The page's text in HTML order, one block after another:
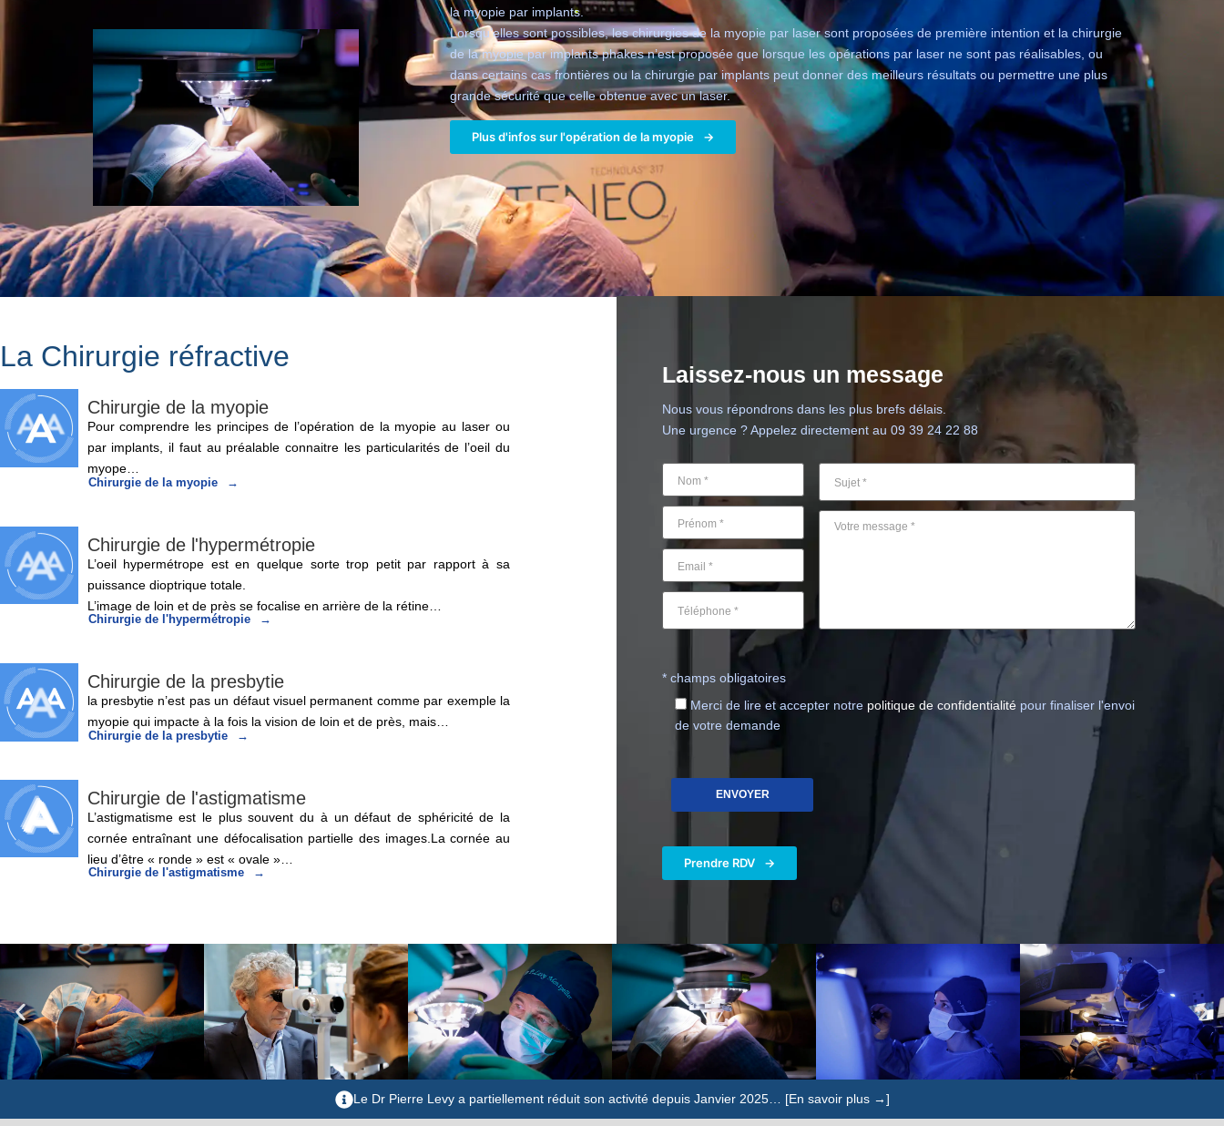
la myopie par implants.
Lorsqu’elles sont possibles, les chirurgies de la myopie par laser sont proposées de première intention et la chirurgie
de la myopie par implants phakes n’est proposée que lorsque les opérations par laser ne sont pas réalisables, ou
dans certains cas frontières ou la chirurgie par implants peut donner des meilleurs résultats ou permettre une plus
grande sécurité que celle obtenue avec un laser.
Plus d'infos sur l'opération de la myopie
La Chirurgie réfractive
Chirurgie de la myopie
Pour comprendre les principes de l’opération de la myopie au laser ou
par implants, il faut au préalable connaitre les particularités de l’oeil du
myope…
Chirurgie de la myopie
Chirurgie de l'hypermétropie
L’oeil hypermétrope est en quelque sorte trop petit par rapport à sa
puissance dioptrique totale.
L’image de loin et de près se focalise en arrière de la rétine…
Chirurgie de l'hypermétropie
Chirurgie de la presbytie
la presbytie n’est pas un défaut visuel permanent comme par exemple la
myopie qui impacte à la fois la vision de loin et de près, mais…
Chirurgie de la presbytie
Chirurgie de l'astigmatisme
L’astigmatisme est le plus souvent du à un défaut de sphéricité de la
cornée entraînant une défocalisation partielle des images.La cornée au
lieu d’être « ronde » est « ovale »…
Chirurgie de l'astigmatisme
Laissez-nous un message
Nous vous répondrons dans les plus brefs délais.
Une urgence ? Appelez directement au 09 39 24 22 88
* champs obligatoires
Merci de lire et accepter notre politique de confidentialité pour finaliser l'envoi
de votre demande
Prendre RDV
Le Dr Pierre Levy a partiellement réduit son activité depuis Janvier 2025… [En savoir plus →]